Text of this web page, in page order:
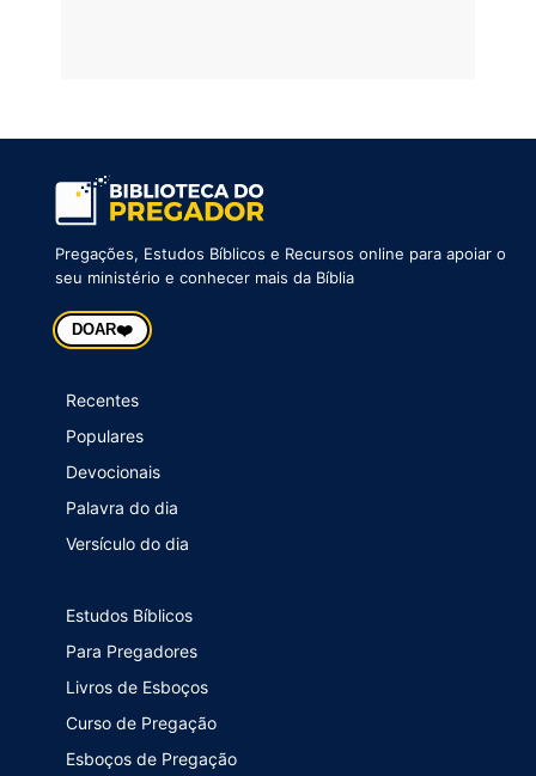
Pregações, Estudos Bíblicos e Recursos online para apoiar o
seu ministério e conhecer mais da Bíblia
DOAR❤️
Recentes
Populares
Devocionais
Palavra do dia
Versículo do dia
Estudos Bíblicos
Para Pregadores
Livros de Esboços
Curso de Pregação
Esboços de Pregação